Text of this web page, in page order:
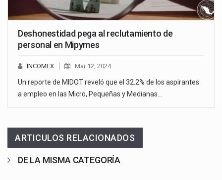
Deshonestidad pega al reclutamiento de
personal en Mipymes
INCOMEX Mar 12, 2024
Un reporte de MIDOT reveló que el 32.2% de los aspirantes
a empleo en las Micro, Pequeñas y Medianas…
ARTICULOS RELACIONADOS
DE LA MISMA CATEGORÍA